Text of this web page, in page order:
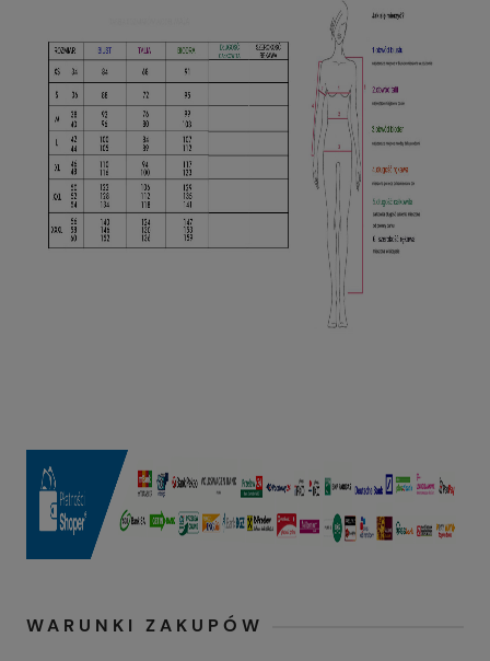
WARUNKI ZAKUPÓW